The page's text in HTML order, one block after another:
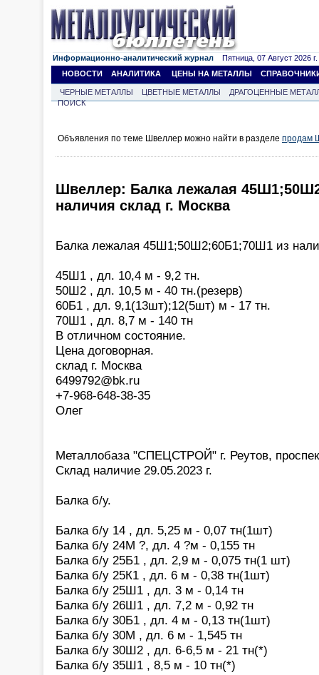
Информационно-аналитический журнал Пятница, 07 Август 2026 г.
НОВОСТИ
АНАЛИТИКА ЦЕНЫ НА МЕТАЛЛЫ
ЧЕРНЫЕ МЕТАЛЛЫ ЦВЕТНЫЕ МЕТАЛЛЫ
ДРАГОЦЕННЫЕ
ПОИСК
Объявления по теме Швеллер можно найти в разделе продам
Швеллер: Балка лежалая
наличия склад г. Москва
Балка лежалая 45Ш1;50Ш2;60Б1;70Ш1 из
45Ш1 , дл. 10,4 м - 9,2 тн.
50Ш2 , дл. 10,5 м - 40 тн.(резерв)
60Б1 , дл. 9,1(13шт);12(5шт) м - 17 тн.
70Ш1 , дл. 8,7 м - 140 тн
В отличном состояние.
Цена договорная.
склад г. Москва
6499792@bk.ru
+7-968-648-38-35
Олег
Металлобаза "СПЕЦСТРОЙ" г. Реутов,
Склад наличие 29.05.2023 г.
Балка б/у.
Балка б/у 14 , дл. 5,25 м - 0,07 тн(1шт)
Балка б/у 24М ?, дл. 4 ?м - 0,155 тн
Балка б/у 25Б1 , дл. 2,9 м - 0,075 тн(1 шт)
Балка б/у 25К1 , дл. 6 м - 0,38 тн(1шт)
Балка б/у 25Ш1 , дл. 3 м - 0,14 тн
Балка б/у 26Ш1 , дл. 7,2 м - 0,92 тн
Балка б/у 30Б1 , дл. 4 м - 0,13 тн(1шт)
Балка б/у 30М , дл. 6 м - 1,545 тн
Балка б/у 30Ш2 , дл. 6-6,5 м - 21 тн(*)
Балка б/у 35Ш1 , 8,5 м - 10 тн(*)